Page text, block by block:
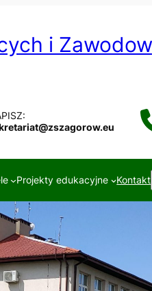
i
Projekty edukacyjne Kontakt